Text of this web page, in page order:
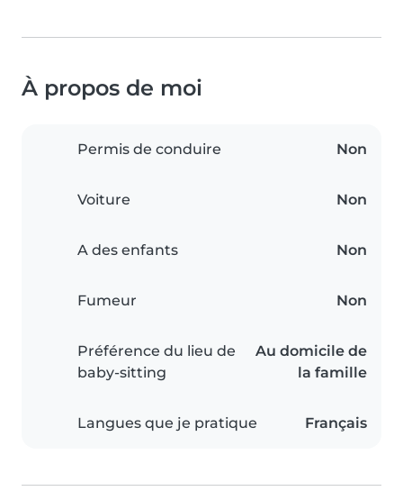
À propos de moi
Permis de conduire Non
Voiture Non
A des enfants Non
Fumeur Non
Préférence du lieu de
baby-sitting
Au domicile de
la famille
Langues que je pratique Français